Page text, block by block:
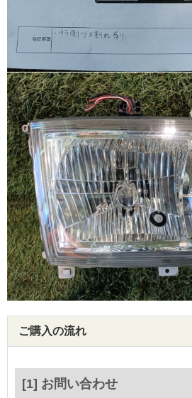
ご購入の流れ
[1] お問い合わせ